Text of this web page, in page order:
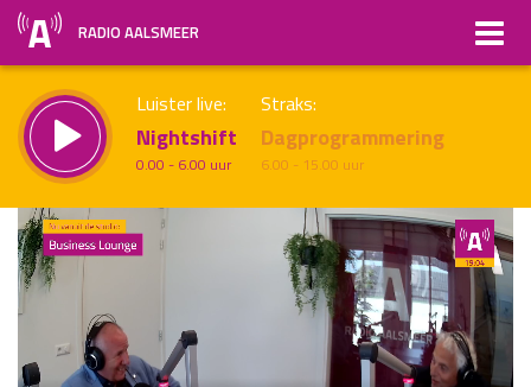
RADIO AALSMEER
Luister live:
Nightshift
0.00 - 6.00 uur
Straks:
Dagprogrammering
6.00 - 15.00 uur
Vorig uur uur 1 van x Volgend uur
Inklappen